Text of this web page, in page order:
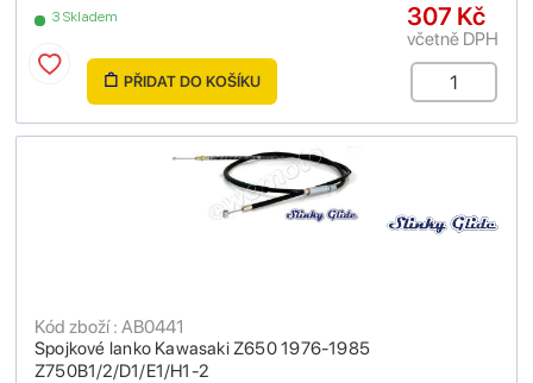
3 Skladem 307 Kč
včetně DPH
PŘIDAT DO KOŠÍKU
Spojkové lanko Kawasaki Z650 1976-1985
Z750B1/2/D1/E1/H1-2
Kód zboží : AB0441